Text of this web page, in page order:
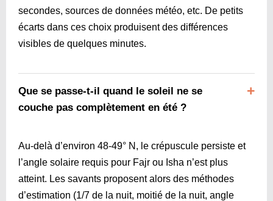
secondes, sources de données météo, etc. De petits
écarts dans ces choix produisent des différences
visibles de quelques minutes.
Que se passe-t-il quand le soleil ne se
couche pas complètement en été ?
Au-delà d’environ 48-49° N, le crépuscule persiste et
l’angle solaire requis pour Fajr ou Isha n’est plus
atteint. Les savants proposent alors des méthodes
d’estimation (1/7 de la nuit, moitié de la nuit, angle